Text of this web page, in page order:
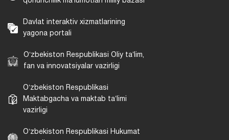
Davlat interaktiv xizmatlarining
yagona portali
Oʻzbekiston Respublikasi Oliy taʼlim,
fan va innovatsiyalar vazirligi
Oʻzbekiston Respublikasi
Maktabgacha va maktab taʼlimi
vazirligi
Oʻzbekiston Respublikasi Hukumat